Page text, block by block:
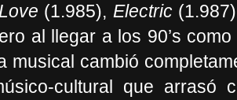
Love (1.985), Electric
al llegar a los 90’s
musical cambió
cultural que arrasó